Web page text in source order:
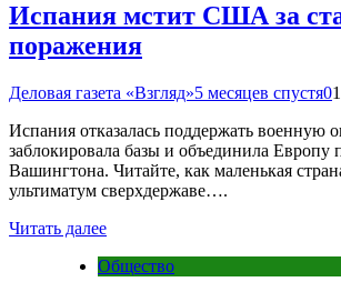
Испания мстит США за
поражения
Деловая газета «Взгляд»5 месяцев спустя0
Испания отказалась поддержать
заблокировала базы и объединила Европу
Вашингтона. Читайте, как маленькая
ультиматум сверхдержаве….
Читать далее
Общество